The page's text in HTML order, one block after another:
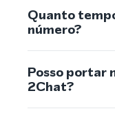
Quanto
número?
Posso portar
2Chat?